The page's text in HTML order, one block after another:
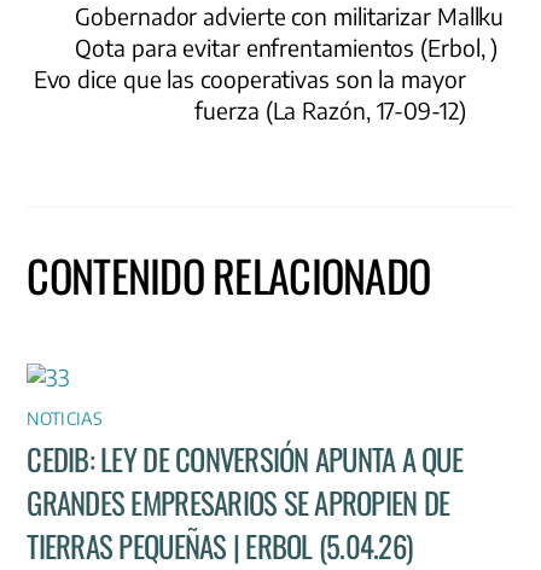
Gobernador advierte con militarizar Mallku
Qota para evitar enfrentamientos (Erbol, )
Evo dice que las cooperativas son la mayor
fuerza (La Razón, 17-09-12)
CONTENIDO RELACIONADO
NOTICIAS
CEDIB: LEY DE CONVERSIÓN APUNTA A QUE
GRANDES EMPRESARIOS SE APROPIEN DE
TIERRAS PEQUEÑAS | ERBOL (5.04.26)